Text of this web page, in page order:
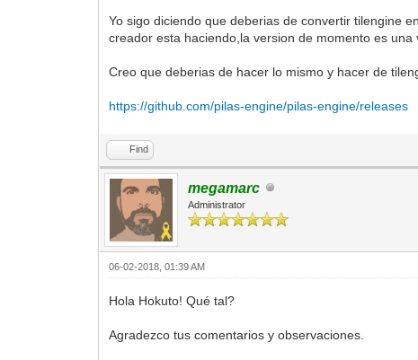
Yo sigo diciendo que deberias de convertir tilengine
creador esta haciendo,la version de momento es
Creo que deberias de hacer lo mismo y hacer de
https://github.com/pilas-engine/pilas-engine/releases
Find
megamarc
Administrator
06-02-2018, 01:39 AM
Hola Hokuto! Qué tal?
Agradezco tus comentarios y observaciones.